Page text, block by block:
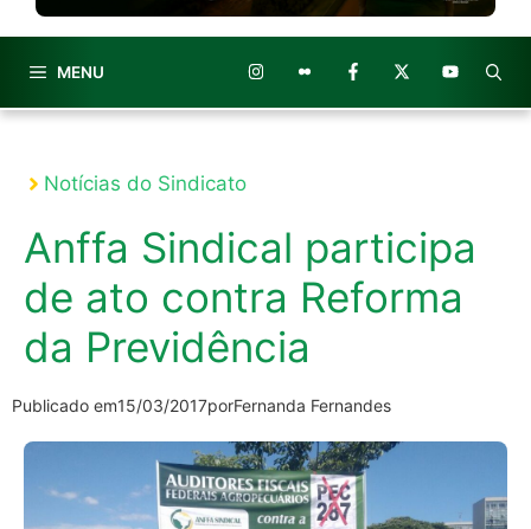
MENU
Notícias do Sindicato
Anffa Sindical participa
de ato contra Reforma
da Previdência
Publicado em15/03/2017porFernanda Fernandes